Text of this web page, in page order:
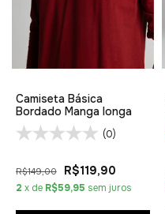
Camiseta Básica
Bordado Manga longa
(0)
R$149,00 R$119,90
2 x de R$59,95 sem juros